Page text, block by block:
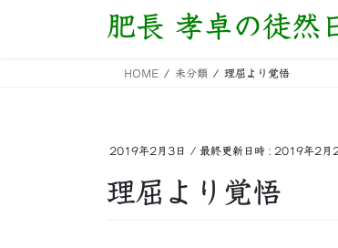
肥長 孝卓の徒然
HOME 未分類 理屈より覚悟
2019年2月3日 / 最終更新日時 : 2019年2月
理屈より覚悟